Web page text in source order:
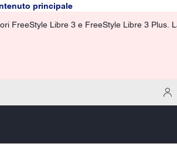
principale
FreeStyle Libre 3 e FreeStyle Libre 3 Plus.